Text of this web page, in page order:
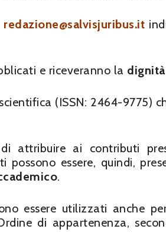
redazione@salvisjuribus.it
e riceveranno la
(ISSN: 2464-9775)
di attribuire ai contributi
possono essere, quindi,
.
essere utilizzati anche
di appartenenza,